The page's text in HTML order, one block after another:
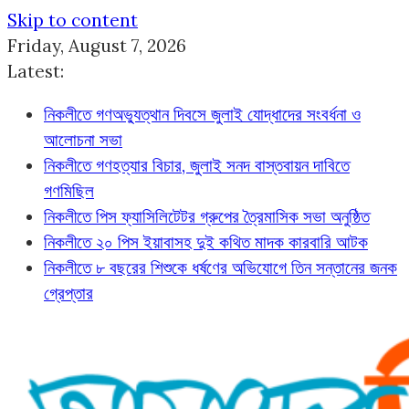
Skip to content
Friday, August 7, 2026
Latest:
নিকলীতে গণঅভ্যুত্থান দিবসে জুলাই যোদ্ধাদের সংবর্ধনা ও
আলোচনা সভা
নিকলীতে গণহত্যার বিচার, জুলাই সনদ বাস্তবায়ন দাবিতে
গণমিছিল
নিকলীতে পিস ফ্যাসিলিটেটর গ্রুপের ত্রৈমাসিক সভা অনুষ্ঠিত
নিকলীতে ২০ পিস ইয়াবাসহ দুই কথিত মাদক কারবারি আটক
নিকলীতে ৮ বছরের শিশুকে ধর্ষণের অভিযোগে তিন সন্তানের জনক
গ্রেপ্তার